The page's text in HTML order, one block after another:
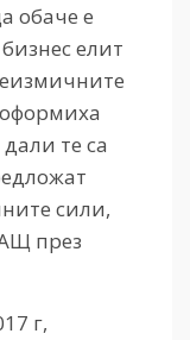
обаче е
елит
те са
сили,
през
г,